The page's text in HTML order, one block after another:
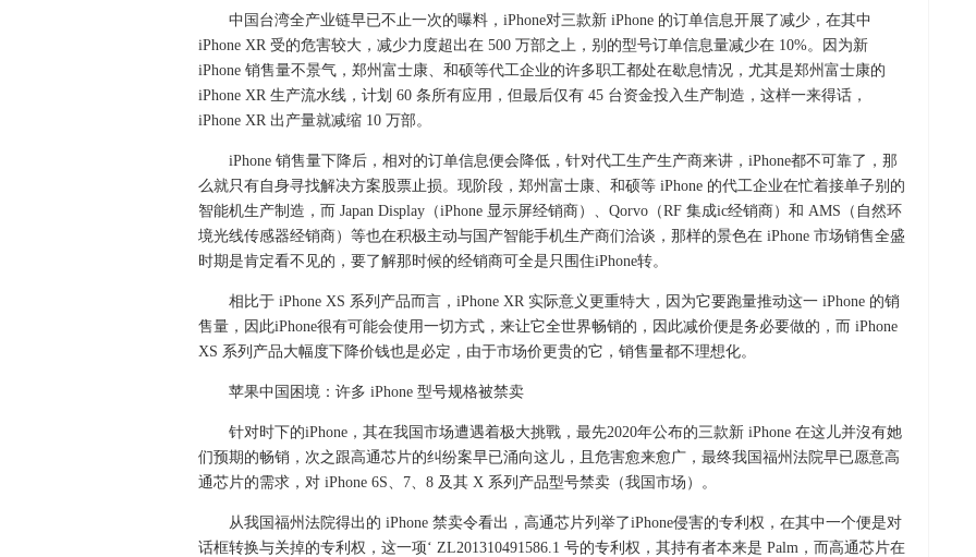
中国台湾全产业链早已不止一次的曝料，iPhone对三款新 iPhone 的订单信息开展了减少，在其中
iPhone XR 受的危害较大，减少力度超出在 500 万部之上，别的型号订单信息量减少在 10%。因为新
iPhone 销售量不景气，郑州富士康、和硕等代工企业的许多职工都处在歇息情况，尤其是郑州富士康的
iPhone XR 生产流水线，计划 60 条所有应用，但最后仅有 45 台资金投入生产制造，这样一来得话，
iPhone XR 出产量就减缩 10 万部。
iPhone 销售量下降后，相对的订单信息便会降低，针对代工生产生产商来讲，iPhone都不可靠了，那
么就只有自身寻找解决方案股票止损。现阶段，郑州富士康、和硕等 iPhone 的代工企业在忙着接单子别的
智能机生产制造，而 Japan Display（iPhone 显示屏经销商）、Qorvo（RF 集成ic经销商）和 AMS（自然环
境光线传感器经销商）等也在积极主动与国产智能手机生产商们洽谈，那样的景色在 iPhone 市场销售全盛
时期是肯定看不见的，要了解那时候的经销商可全是只围住iPhone转。
相比于 iPhone XS 系列产品而言，iPhone XR 实际意义更重特大，因为它要跑量推动这一 iPhone 的销
售量，因此iPhone很有可能会使用一切方式，来让它全世界畅销的，因此减价便是务必要做的，而 iPhone
XS 系列产品大幅度下降价钱也是必定，由于市场价更贵的它，销售量都不理想化。
苹果中国困境：许多 iPhone 型号规格被禁卖
针对时下的iPhone，其在我国市场遭遇着极大挑戰，最先2020年公布的三款新 iPhone 在这儿并沒有她
们预期的畅销，次之跟高通芯片的纠纷案早已涌向这儿，且危害愈来愈广，最终我国福州法院早已愿意高
通芯片的需求，对 iPhone 6S、7、8 及其 X 系列产品型号禁卖（我国市场）。
从我国福州法院得出的 iPhone 禁卖令看出，高通芯片列举了iPhone侵害的专利权，在其中一个便是对
话框转换与关掉的专利权，这一项‘ ZL201310491586.1 号的专利权，其持有者本来是 Palm，而高通芯片在